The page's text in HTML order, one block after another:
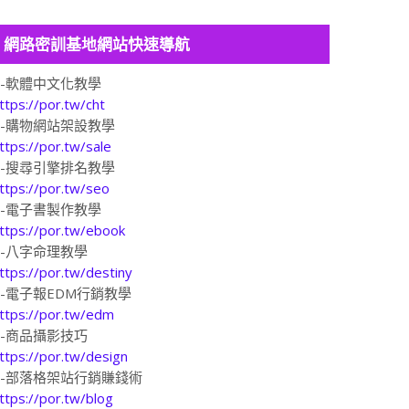
網路密訓基地網站快速導航
軟體中文化教學
por.tw/cht
購物網站架設教學
por.tw/sale
搜尋引擎排名教學
por.tw/seo
電子書製作教學
por.tw/ebook
八字命理教學
por.tw/destiny
電子報EDM行銷教學
por.tw/edm
商品攝影技巧
por.tw/design
部落格架站行銷賺錢術
por.tw/blog